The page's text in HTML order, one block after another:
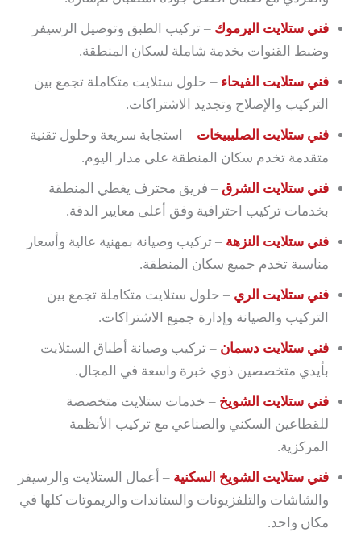
فني ستلايت اليرموك – تركيب الطبق وتوصيل الرسيفر
وضبط القنوات بخدمة شاملة لسكان المنطقة.
فني ستلايت الفيحاء – حلول ستلايت متكاملة تجمع بين
التركيب والإصلاح وتجديد الاشتراكات.
فني ستلايت الصليبيخات – استجابة سريعة وحلول تقنية
متقدمة تخدم سكان المنطقة على مدار اليوم.
فني ستلايت الشرق – فريق محترف يغطي المنطقة
بخدمات تركيب احترافية وفق أعلى معايير الدقة.
فني ستلايت النزهة – تركيب وصيانة بمهنية عالية وأسعار
مناسبة تخدم جميع سكان المنطقة.
فني ستلايت الري – حلول ستلايت متكاملة تجمع بين
التركيب والصيانة وإدارة جميع الاشتراكات.
فني ستلايت دسمان – تركيب وصيانة أطباق الستلايت
بأيدي متخصصين ذوي خبرة واسعة في المجال.
فني ستلايت الشويخ – خدمات ستلايت متخصصة
للقطاعين السكني والصناعي مع تركيب الأنظمة
المركزية.
فني ستلايت الشويخ السكنية – أعمال الستلايت والرسيفر
والشاشات والتلفزيونات والستاندات والريموتات كلها في
مكان واحد.